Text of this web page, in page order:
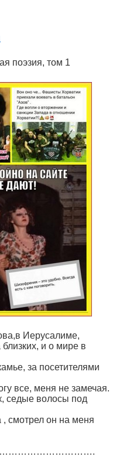
поэзия, том 1
Иерусалиме,
и о мире в
за посетителями
все, меня не замечая.
седые волосы под
смотрел он на меня